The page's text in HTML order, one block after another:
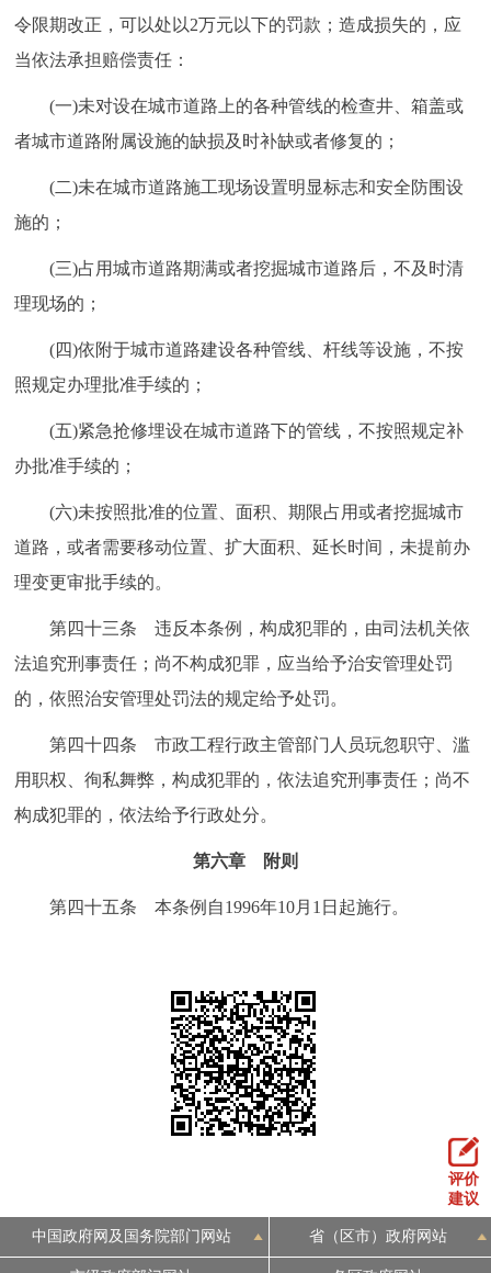
令限期改正，可以处以2万元以下的罚款；造成损失的，应
当依法承担赔偿责任：
(一)未对设在城市道路上的各种管线的检查井、箱盖或
者城市道路附属设施的缺损及时补缺或者修复的；
(二)未在城市道路施工现场设置明显标志和安全防围设
施的；
(三)占用城市道路期满或者挖掘城市道路后，不及时清
理现场的；
(四)依附于城市道路建设各种管线、杆线等设施，不按
照规定办理批准手续的；
(五)紧急抢修埋设在城市道路下的管线，不按照规定补
办批准手续的；
(六)未按照批准的位置、面积、期限占用或者挖掘城市
道路，或者需要移动位置、扩大面积、延长时间，未提前办
理变更审批手续的。
第四十三条 违反本条例，构成犯罪的，由司法机关依
法追究刑事责任；尚不构成犯罪，应当给予治安管理处罚
的，依照治安管理处罚法的规定给予处罚。
第四十四条 市政工程行政主管部门人员玩忽职守、滥
用职权、徇私舞弊，构成犯罪的，依法追究刑事责任；尚不
构成犯罪的，依法给予行政处分。
第六章 附则
第四十五条 本条例自1996年10月1日起施行。
评价
建议
中国政府网及国务院部门网站 省（区市）政府网站